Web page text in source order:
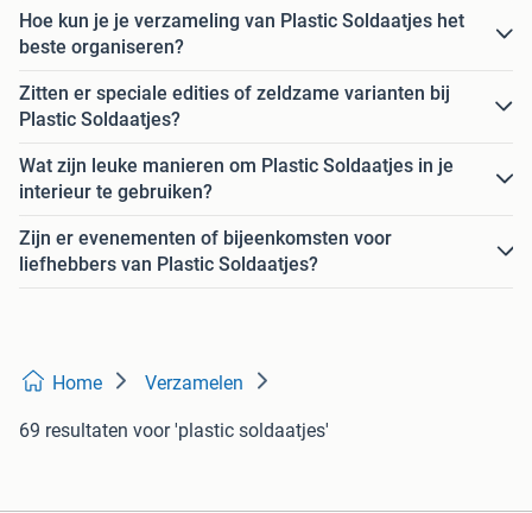
Hoe kun je je verzameling van Plastic Soldaatjes het
beste organiseren?
Zitten er speciale edities of zeldzame varianten bij
Plastic Soldaatjes?
Wat zijn leuke manieren om Plastic Soldaatjes in je
interieur te gebruiken?
Zijn er evenementen of bijeenkomsten voor
liefhebbers van Plastic Soldaatjes?
Home Verzamelen
69 resultaten voor 'plastic soldaatjes'